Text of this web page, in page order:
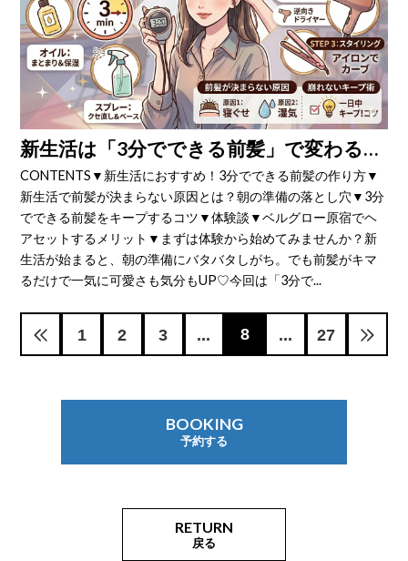
新生活は「3分でできる前髪」で変わる♡朝の準備がラクになる簡単ヘアセット術
CONTENTS▼新生活におすすめ！3分でできる前髪の作り方▼
新生活で前髪が決まらない原因とは？朝の準備の落とし穴▼3分
でできる前髪をキープするコツ▼体験談▼ベルグロー原宿でヘ
アセットするメリット▼まずは体験から始めてみませんか？新
生活が始まると、朝の準備にバタバタしがち。でも前髪がキマ
るだけで一気に可愛さも気分もUP♡今回は「3分で...
1 2 3 ... 8 ... 27
BOOKING
予約する
RETURN
戻る